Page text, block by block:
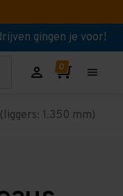
gingen je voor!
1.350 mm)